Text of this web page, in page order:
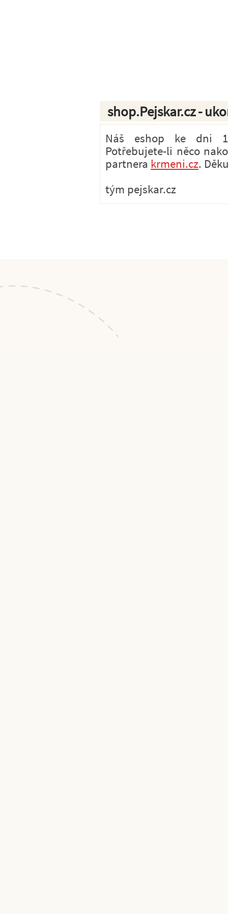
shop.Pejskar.cz -
Náš eshop ke dni
Potřebujete-li něco
partnera krmeni.cz.
tým pejskar.cz